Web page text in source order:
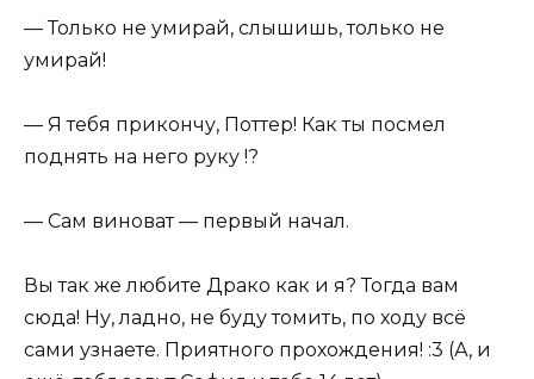
— Только не умирай, слышишь, только не
умирай!
— Я тебя прикончу, Поттер! Как ты посмел
поднять на него руку !?
— Сам виноват — первый начал.
Вы так же любите Драко как и я? Тогда вам
сюда! Ну, ладно, не буду томить, по ходу всё
сами узнаете. Приятного прохождения! :3 (А, и